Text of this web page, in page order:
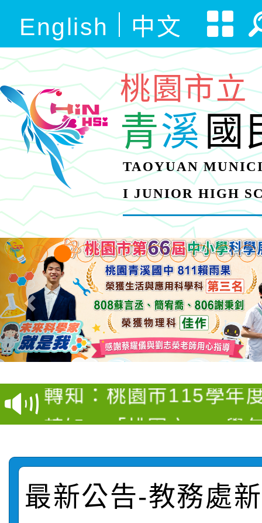
English 中文
桃園市立
青溪國
TAOYUAN
I JUNIOR HIGH
【甄選結果(第4招)】
學年度第1學期第9次代
結果(第4招)
【甄選結果(第12招)】
學年度第1學期第7次代
結果(第12招)
轉知：桃園市115學年
賽及師生本土語及新住
賽實施要點
轉知：「桃園市115學
比賽實施要點」
轉知：「115年金融知
動辦法」
轉知臺中市政府政風處
最新公告-教務處